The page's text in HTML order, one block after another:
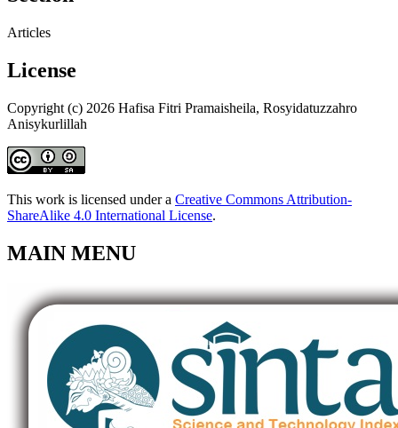
Articles
License
Copyright (c) 2026 Hafisa Fitri Pramaisheila, Rosyidatuzzahro
Anisykurlillah
This work is licensed under a Creative Commons Attribution-
ShareAlike 4.0 International License.
MAIN MENU